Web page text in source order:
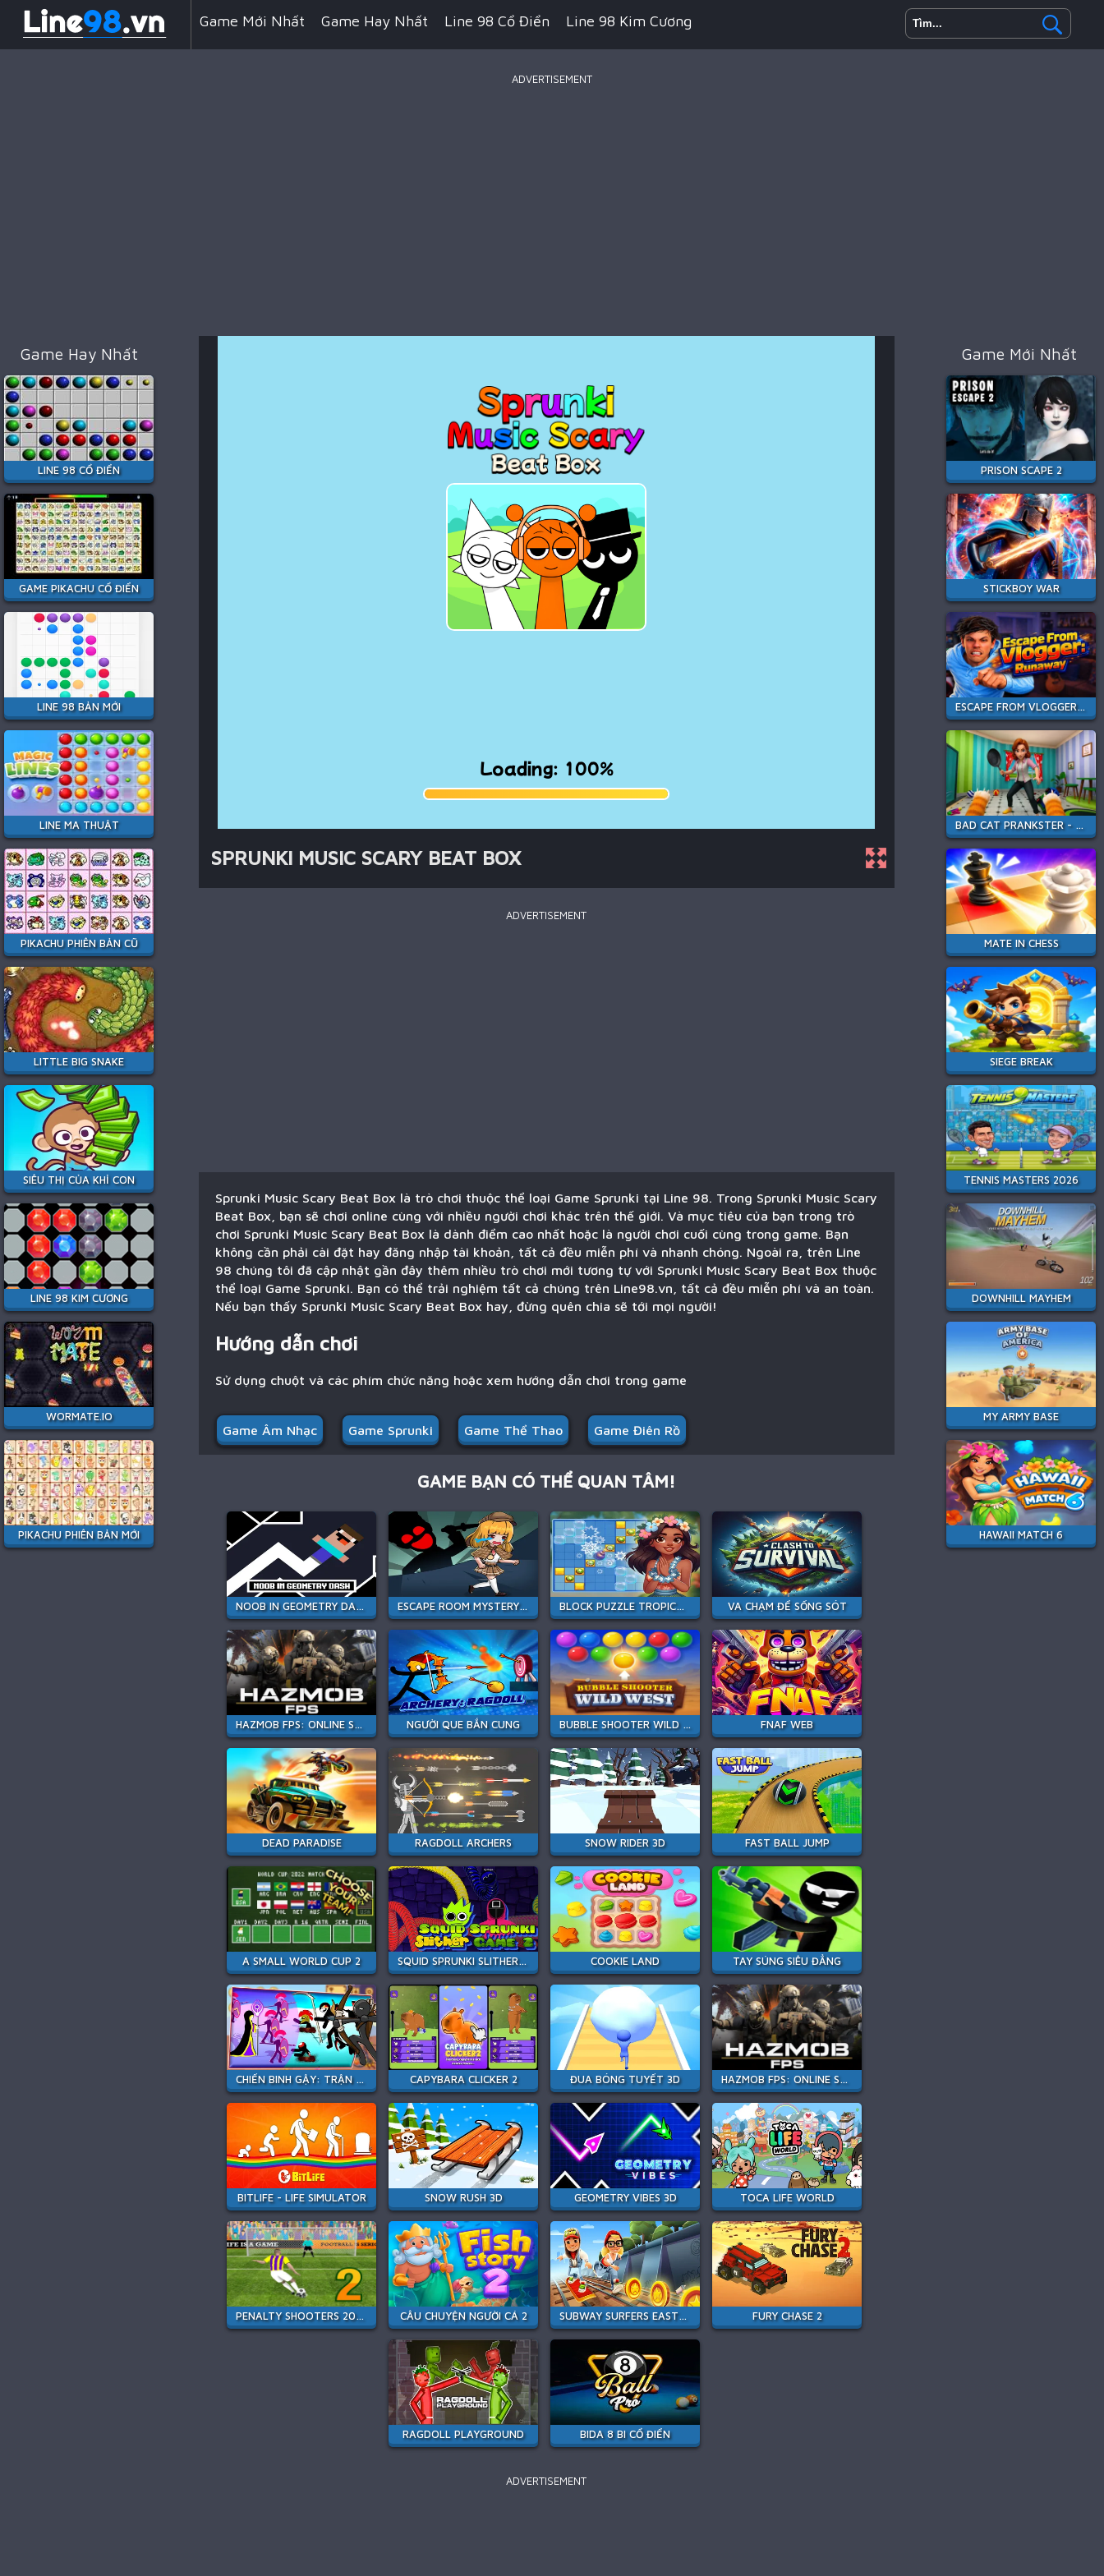
Game Mới Nhất Game Hay Nhất Line 98 Cổ Điển Line 98 Kim Cương
ADVERTISEMENT
Game Hay Nhất
LINE 98 CỔ ĐIỂN
GAME PIKACHU CỔ ĐIỂN
LINE 98 BẢN MỚI
LINE MA THUẬT
PIKACHU PHIÊN BẢN CŨ
LITTLE BIG SNAKE
SIÊU THỊ CỦA KHỈ CON
LINE 98 KIM CƯƠNG
WORMATE.IO
PIKACHU PHIÊN BẢN MỚI
SPRUNKI MUSIC SCARY BEAT BOX
ADVERTISEMENT
Sprunki Music Scary Beat Box là trò chơi thuộc thể loại Game Sprunki tại Line 98. Trong Sprunki Music Scary
Beat Box, bạn sẽ chơi online cùng với nhiều người chơi khác trên thế giới. Và mục tiêu của bạn trong trò
chơi Sprunki Music Scary Beat Box là dành điểm cao nhất hoặc là người chơi cuối cùng trong game. Bạn
không cần phải cài đặt hay đăng nhập tài khoản, tất cả đều miễn phí và nhanh chóng. Ngoài ra, trên Line
98 chúng tôi đã cập nhật gần đây thêm nhiều trò chơi mới tương tự với Sprunki Music Scary Beat Box thuộc
thể loại Game Sprunki. Bạn có thể trải nghiệm tất cả chúng trên Line98.vn, tất cả đều miễn phí và an toàn.
Nếu bạn thấy Sprunki Music Scary Beat Box hay, đừng quên chia sẽ tới mọi người!
Hướng dẫn chơi
Sử dụng chuột và các phím chức năng hoặc xem hướng dẫn chơi trong game
Game Âm Nhạc Game Sprunki Game Thể Thao Game Điên Rồ
GAME BẠN CÓ THỂ QUAN TÂM!
NOOB IN GEOMETRY DASH ESCAPE ROOM MYSTERY KEY BLOCK PUZZLE TROPICAL STORY VA CHẠM ĐỂ SỐNG SÓT
HAZMOB FPS: ONLINE SHOOTER NGƯỜI QUE BẮN CUNG BUBBLE SHOOTER WILD WEST FNAF WEB
DEAD PARADISE RAGDOLL ARCHERS SNOW RIDER 3D FAST BALL JUMP
A SMALL WORLD CUP 2 SQUID SPRUNKI SLITHER GAME 2 COOKIE LAND TAY SÚNG SIÊU ĐẲNG
CHIẾN BINH GẬY: TRẬN CHIẾN MỚI CAPYBARA CLICKER 2 ĐUA BÓNG TUYẾT 3D HAZMOB FPS: ONLINE SHOOTER
BITLIFE - LIFE SIMULATOR SNOW RUSH 3D GEOMETRY VIBES 3D TOCA LIFE WORLD
PENALTY SHOOTERS 2026 CÂU CHUYỆN NGƯỜI CÁ 2 SUBWAY SURFERS EASTER EDINBURGH FURY CHASE 2
RAGDOLL PLAYGROUND BIDA 8 BI CỔ ĐIỂN
ADVERTISEMENT
Game Mới Nhất
PRISON SCAPE 2
STICKBOY WAR
ESCAPE FROM VLOGGER: RUNAWAY
BAD CAT PRANKSTER - MOM IS RETURN
MATE IN CHESS
SIEGE BREAK
TENNIS MASTERS 2026
DOWNHILL MAYHEM
MY ARMY BASE
HAWAII MATCH 6